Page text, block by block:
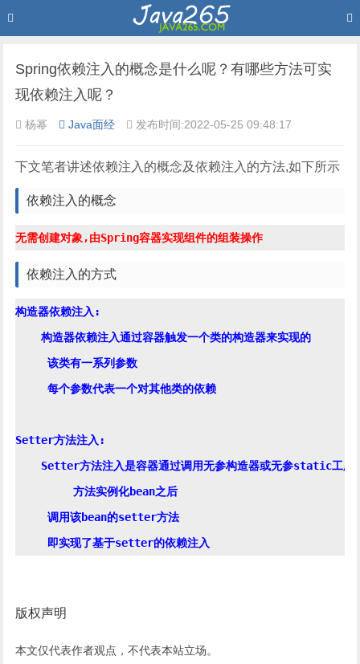
Spring依赖注入的概念是什么呢？有哪些方法可实
现依赖注入呢？
杨幂 Java面经 发布时间:2022-05-25 09:48:17
下文笔者讲述依赖注入的概念及依赖注入的方法,如下所示
依赖注入的概念
依赖注入的方式
构造器依赖注入:
    构造器依赖注入通过容器触发一个类的构造器来实现的
     该类有一系列参数
     每个参数代表一个对其他类的依赖
Setter方法注入:
    Setter方法注入是容器通过调用无参构造器或无参static工厂
     调用该bean的setter方法
版权声明
本文仅代表作者观点，不代表本站立场。